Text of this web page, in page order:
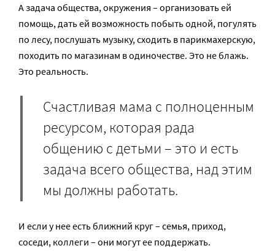
А задача общества, окружения – организовать ей
помощь, дать ей возможность побыть одной, погулять
по лесу, послушать музыку, сходить в парикмахерскую,
походить по магазинам в одиночестве. Это не блажь.
Это реальность.
Счастливая мама с полноценным
ресурсом, которая рада
общению с детьми – это и есть
задача всего общества, над этим
мы должны работать.
И если у нее есть ближний круг – семья, приход,
соседи, коллеги – они могут ее поддержать.